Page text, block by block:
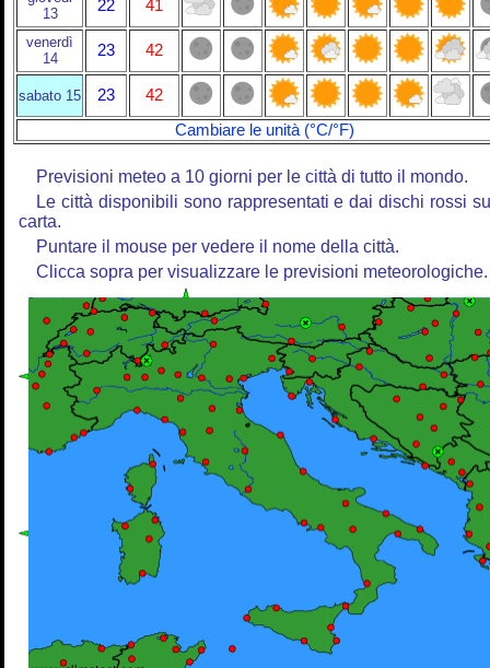
13
22 41
venerdì
14
23 42
sabato 15 23
42
Cambiare le unità (°C/°F)
Previsioni meteo a 10 giorni per le città di tutto il mondo.
Le città disponibili sono rappresentati e dai dischi rossi
carta.
Puntare il mouse per vedere il nome della città.
Clicca sopra per visualizzare le previsioni meteorologiche.